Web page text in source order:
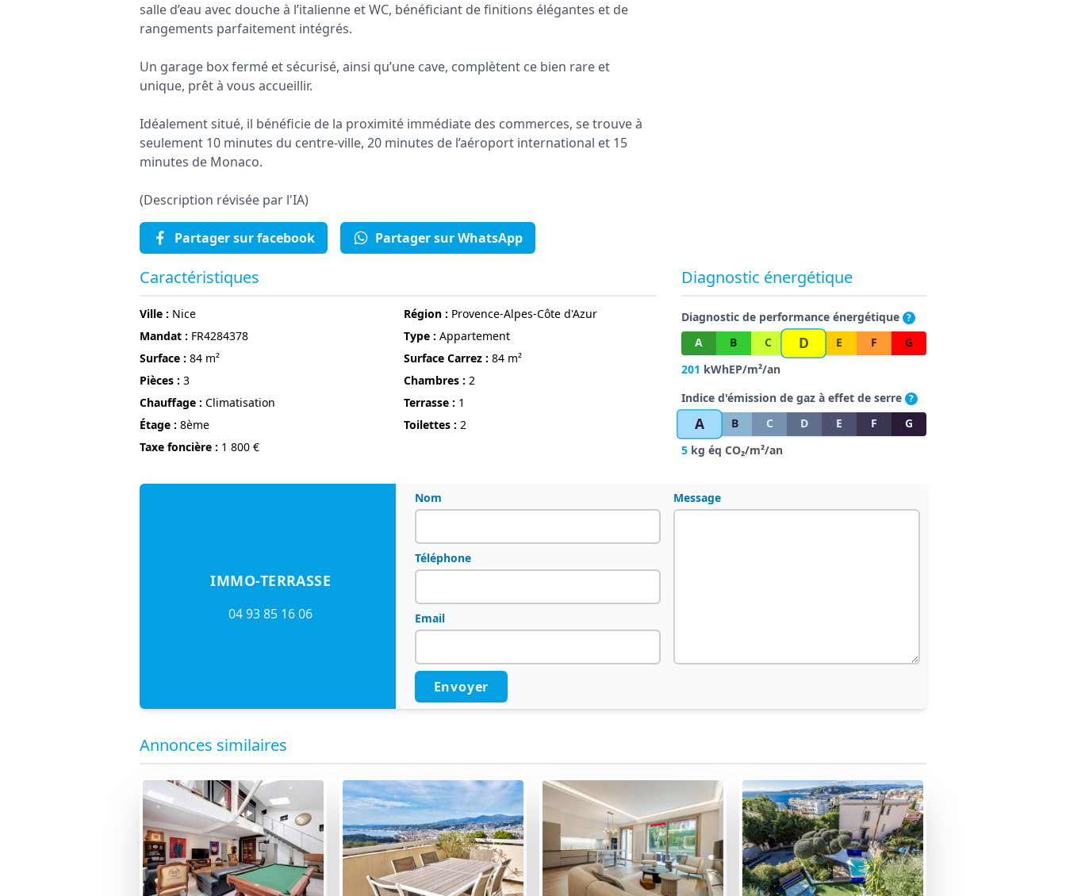
salle d’eau avec douche à l’italienne et WC, bénéficiant de finitions élégantes et de
rangements parfaitement intégrés.
Un garage box fermé et sécurisé, ainsi qu’une cave, complètent ce bien rare et
unique, prêt à vous accueillir.
Idéalement situé, il bénéficie de la proximité immédiate des commerces, se trouve à
seulement 10 minutes du centre-ville, 20 minutes de l’aéroport international et 15
minutes de Monaco.
(Description révisée par l'IA)
Partager sur facebook Partager sur WhatsApp
Caractéristiques
ville : Nice région : Provence-Alpes-Côte d'Azur
Mandat : FR4284378 Type : Appartement
surface : 84 m² Surface Carrez : 84 m²
pièces : 3 chambres : 2
Chauffage : Climatisation terrasse : 1
étage : 8ème Toilettes : 2
Taxe foncière : 1 800 €
Diagnostic énergétique
Diagnostic de performance énergétique ?
A B C D E F
G
201 kWhEP/m²/an
Indice d'émission de gaz à effet de serre ?
A B C D E F
G
5kg éq CO₂/m²/an
IMMO-TERRASSE
04 93 85 16 06
Nom
Téléphone
Email
Message
Envoyer
Annonces similaires